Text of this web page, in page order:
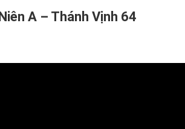
A – Thánh Vịnh 64